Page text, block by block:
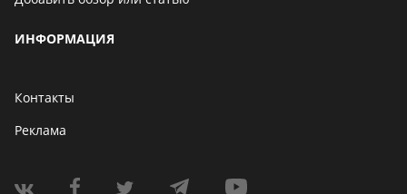
ИНФОРМАЦИЯ
Контакты
Реклама